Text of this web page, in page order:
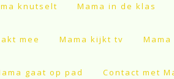
knutselt Mama in de klas
mee Mama kijkt tv
gaat op pad Contact met